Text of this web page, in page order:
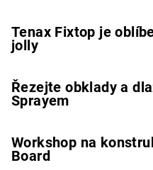
Tenax Fixtop je
jolly
Řezejte obklady a
Sprayem
Workshop na
Board